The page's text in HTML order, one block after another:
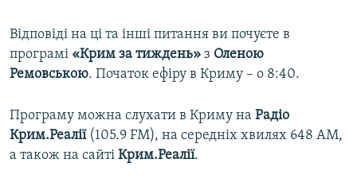
Відповіді на ці та інші питання ви почуєте в
програмі «Крим за тиждень» з Оленою
Ремовською. Початок ефіру в Криму – о 8:40.
Програму можна слухати в Криму на Радіо
Крим.Реалії (105.9 FM), на середніх хвилях 648 АМ,
а також на сайті Крим.Реалії.